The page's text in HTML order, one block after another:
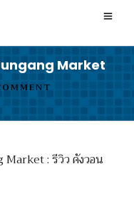
Market
: รีวิว คังวอน